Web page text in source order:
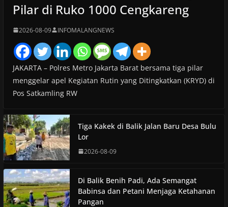
Pilar di Ruko 1000 Cengkareng
2026-08-09 INFOMALANGNEWS
JAKARTA – Polres Metro Jakarta Barat bersama tiga pilar
menggelar apel Kegiatan Rutin yang Ditingkatkan (KRYD) di
Pos Satkamling RW
Tiga Kakek di Balik Jalan Baru Desa Bulu
Lor
2026-08-09
Di Balik Benih Padi, Ada Semangat
Babinsa dan Petani Menjaga Ketahanan
Pangan